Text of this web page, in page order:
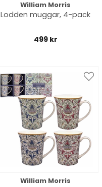
William Morris
Lodden muggar, 4-pack
499 kr
William Morris